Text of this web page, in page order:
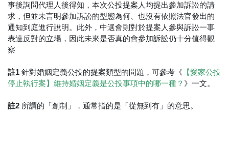
事後詢問代理人後得知，本次公投提案人均提出參加訴訟的請
求，但並未言明參加訴訟的型態為何、也沒有依照法官發出的
通知到庭進行說明。此外，中選會則對於提案人參與訴訟一事
表達反對的立場，因此未來是否真的會參加訴訟仍十分值得觀
察
註1 針對婚姻定義公投的提案類型的問題，可參考《 【愛家公投
停止執行案】維持婚姻定義是公投事項中的哪一種？ 》一文。
註2 所謂的「創制」，通常指的是「從無到有」的意思。